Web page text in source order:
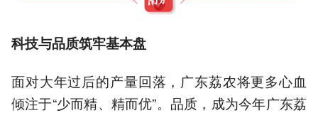
科技与品质筑牢基本盘
面对大年过后的产量回落，广东荔农将更多心血
倾注于“少而精、精而优”。品质，成为今年广东荔